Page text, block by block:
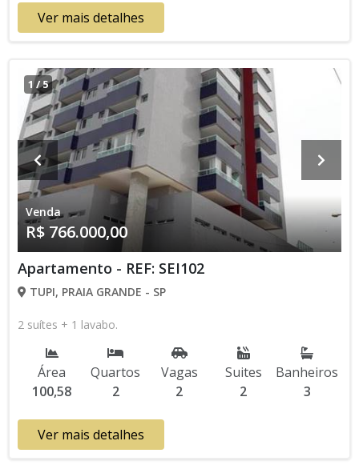
20.000,00 R$ 760.000,00 valor Total * Os valores e
disponibilidade podem ser alterados sem prévio aviso. Favor
Ver mais detalhes
1/5
Venda
R$ 766.000,00
Apartamento - REF: SEI102
TUPI, PRAIA GRANDE - SP
2 suítes + 1 lavabo.
Área
100,58
Quartos
2
Vagas
2
Suites
2
Banheiros
3
Ver mais detalhes